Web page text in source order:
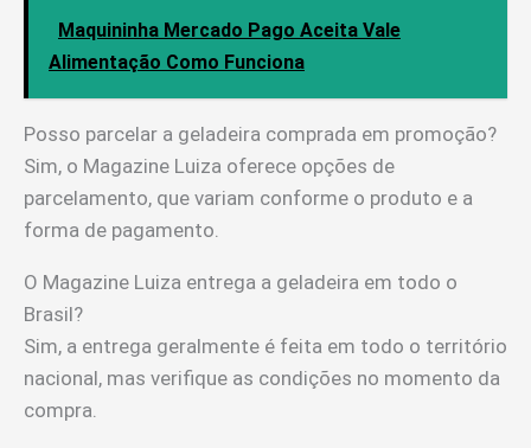
Maquininha Mercado Pago Aceita Vale
Alimentação Como Funciona
Posso parcelar a geladeira comprada em promoção?
Sim, o Magazine Luiza oferece opções de
parcelamento, que variam conforme o produto e a
forma de pagamento.
O Magazine Luiza entrega a geladeira em todo o
Brasil?
Sim, a entrega geralmente é feita em todo o território
nacional, mas verifique as condições no momento da
compra.